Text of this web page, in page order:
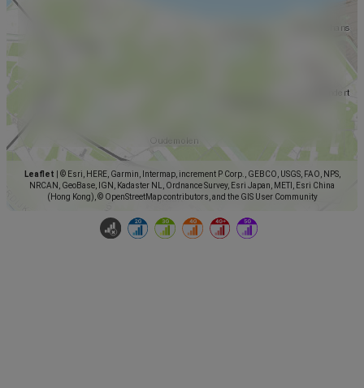
Leaflet
© Esri, HERE, Garmin, Intermap, increment P Corp., GEBCO, USGS, FAO, NPS,
NRCAN, GeoBase, IGN, Kadaster NL, Ordnance Survey, Esri Japan, METI, Esri China
(Hong Kong), © OpenStreetMap contributors, and the GIS User Community